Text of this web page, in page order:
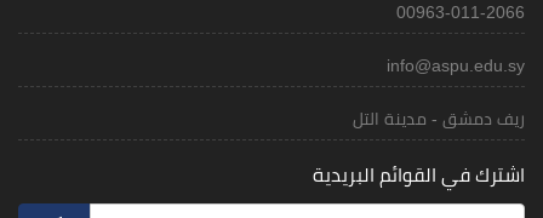
00963-011-2066
info@aspu.edu.sy
ريف دمشق - مدينة التل
اشترك في القوائم البريدية